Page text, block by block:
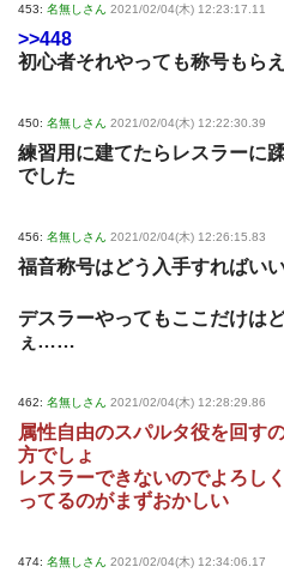
453: 名無しさん 2021/02/04(木) 12:23:17.11
>>448
初心者それやっても称号もら
450: 名無しさん 2021/02/04(木) 12:22:30.39
練習用に建てたらレスラーに
でした
456: 名無しさん 2021/02/04(木) 12:26:15.83
福音称号はどう入手すればい
デスラーやってもここだけは
ぇ……
462: 名無しさん 2021/02/04(木) 12:28:29.86
属性自由のスパルタ役を回す
方でしょ
レスラーできないのでよろし
ってるのがまずおかしい
474: 名無しさん 2021/02/04(木) 12:34:06.17